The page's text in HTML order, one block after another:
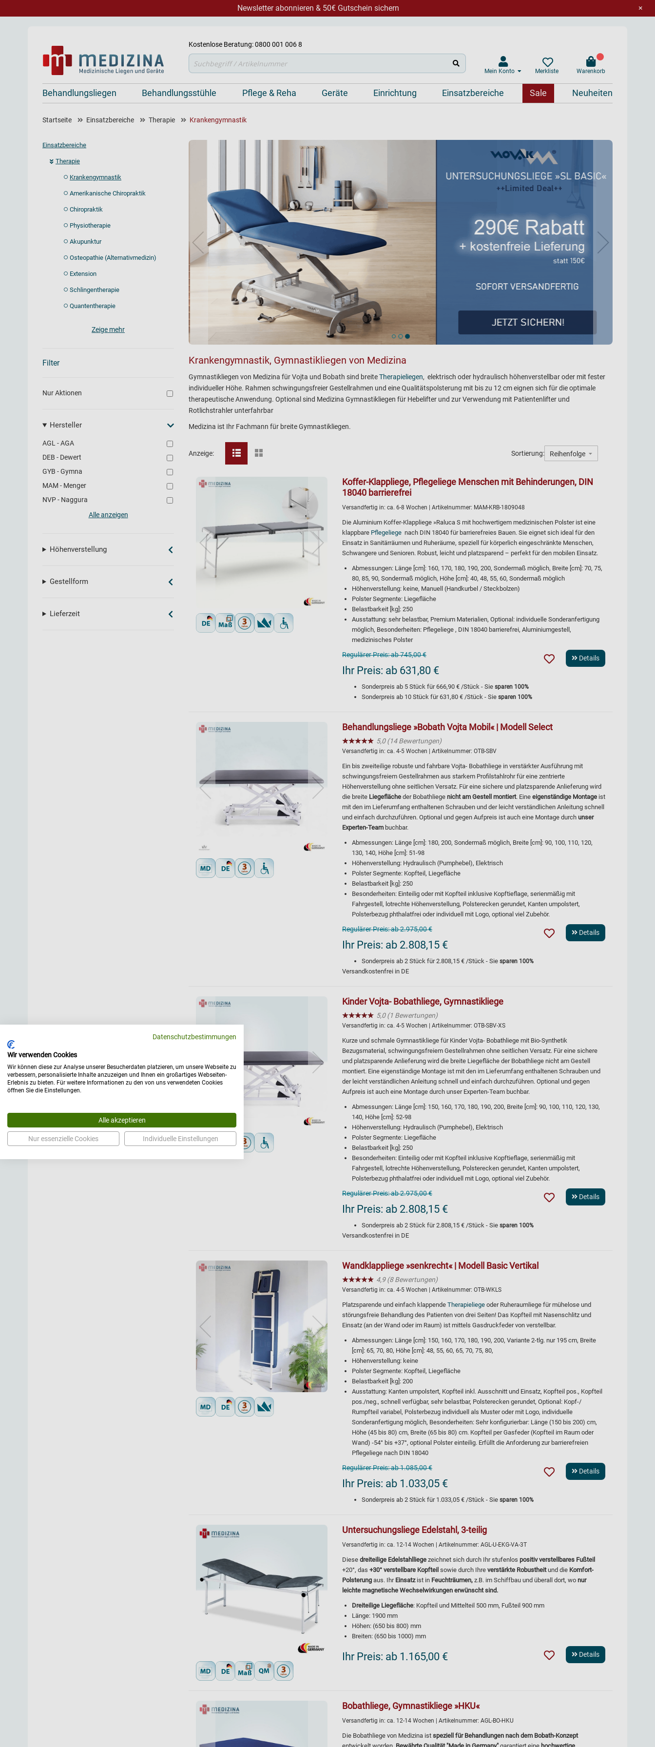
×
Newsletter abonnieren & 50€ Gutschein sichern
Kostenlose Beratung: 0800 001 006 8
Mein Konto Merkliste Warenkorb
Suche
Behandlungsliegen Behandlungsstühle Pflege & Reha Geräte Einrichtung Einsatzbereiche Sale Neuheiten
Startseite Einsatzbereiche Therapie Krankengymnastik
Einsatzbereiche
Therapie
Krankengymnastik
Amerikanische Chiropraktik
Chiropraktik
Physiotherapie
Akupunktur
Osteopathie (Alternativmedizin)
Extension
Schlingentherapie
Quantentherapie
Zeige mehr
Filter
Nur Aktionen
Hersteller
AGL - AGA
DEB - Dewert
GYB - Gymna
MAM - Menger
NVP - Naggura
Alle anzeigen
Höhenverstellung
Gestellform
Lieferzeit
Krankengymnastik, Gymnastikliegen von Medizina
Gymnastikliegen von Medizina für Vojta und Bobath sind breiteTherapieliegen, elektrisch oder hydraulisch höhenverstellbar oder mit fester
individueller Höhe. Rahmen schwingungsfreier Gestellrahmen und eine Qualitätspolsterung mit bis zu 12 cm eignen sich für die optimale
therapeutische Anwendung. Optional sind Medizina Gymnastikliegen für Hebelifter und zur Verwendung mit Patientenlifter und
Rotlichstrahler unterfahrbar
Medizina ist Ihr Fachmann für breite Gymnastikliegen.
Anzeige: Sortierung:
Koffer-Klappliege, Pflegeliege Menschen mit Behinderungen, DIN
18040 barrierefrei
Versandfertig in: ca. 6-8 Wochen | Artikelnummer: MAM-KRB-1809048
Die Aluminium Koffer-Klappliege »Raluca S mit hochwertigem medizinischen Polster ist eine
klappbare Pflegeliege nach DIN 18040 für barrierefreies Bauen. Sie eignet sich ideal für den
Einsatz in Sanitärräumen und Ruheräume, speziell für körperlich eingeschränkte Menschen,
Schwangere und Senioren. Robust, leicht und platzsparend – perfekt für den mobilen Einsatz.
Abmessungen: Länge [cm]: 160, 170, 180, 190, 200, Sondermaß möglich, Breite [cm]: 70, 75,
80, 85, 90, Sondermaß möglich, Höhe [cm]: 40, 48, 55, 60, Sondermaß möglich
Höhenverstellung: keine, Manuell (Handkurbel / Steckbolzen)
Polster Segmente: Liegefläche
Belastbarkeit [kg]: 250
Ausstattung: sehr belastbar, Premium Materialien, Optional: individuelle Sonderanfertigung
möglich, Besonderheiten: Pflegeliege , DIN 18040 barrierefrei, Aluminiumgestell,
medizinisches Polster
Regulärer Preis:ab 745,00 €
Ihr Preis: ab 631,80 €
Sonderpreis ab 5 Stück für666,90 € /Stück - Sie sparen 100%
Sonderpreis ab 10 Stück für631,80 € /Stück - Sie sparen 100%
Details
Behandlungsliege »Bobath Vojta Mobil« | Modell Select
★★★★★
☆☆☆☆☆ 5,0 (14 Bewertungen)
Versandfertig in: ca. 4-5 Wochen | Artikelnummer: OTB-SBV
Ein bis zweiteilige robuste und fahrbare Vojta- Bobathliege in verstärkter Ausführung mit
schwingungsfreiem Gestellrahmen aus starkem Profilstahlrohr für eine zentrierte
Höhenverstellung ohne seitlichen Versatz. Für eine sichere und platzsparende Anlieferung wird
die breite Liegefläche der Bobathliege nicht am Gestell montiert. Eine eigenständige Montage ist
mit den im Lieferumfang enthaltenen Schrauben und der leicht verständlichen Anleitung schnell
und einfach durchzuführen. Optional und gegen Aufpreis ist auch eine Montage durch unser
Experten-Team buchbar.
Abmessungen: Länge [cm]: 180, 200, Sondermaß möglich, Breite [cm]: 90, 100, 110, 120,
130, 140, Höhe [cm]: 51-98
Höhenverstellung: Hydraulisch (Pumphebel), Elektrisch
Polster Segmente: Kopfteil, Liegefläche
Belastbarkeit [kg]: 250
Besonderheiten: Einteilig oder mit Kopfteil inklusive Kopftieflage, serienmäßig mit
Fahrgestell, lotrechte Höhenverstellung, Polsterecken gerundet, Kanten umpolstert,
Polsterbezug phthalatfrei oder individuell mit Logo, optional viel Zubehör.
Regulärer Preis:ab 2.975,00 €
Ihr Preis: ab 2.808,15 €
Sonderpreis ab 2 Stück für2.808,15 € /Stück - Sie sparen 100%
Versandkostenfrei in DE
Details
Kinder Vojta- Bobathliege, Gymnastikliege
★★★★★
☆☆☆☆☆ 5,0 (1 Bewertungen)
Versandfertig in: ca. 4-5 Wochen | Artikelnummer: OTB-SBV-XS
Kurze und schmale Gymnastikliege für Kinder Vojta- Bobathliege mit Bio-Synthetik
Bezugsmaterial, schwingungsfreiem Gestellrahmen ohne seitlichen Versatz. Für eine sichere
und platzsparende Anlieferung wird die breite Liegefläche der Bobathliege nicht am Gestell
montiert. Eine eigenständige Montage ist mit den im Lieferumfang enthaltenen Schrauben und
der leicht verständlichen Anleitung schnell und einfach durchzuführen. Optional und gegen
Aufpreis ist auch eine Montage durch unser Experten-Team buchbar.
Abmessungen: Länge [cm]: 150, 160, 170, 180, 190, 200, Breite [cm]: 90, 100, 110, 120, 130,
140, Höhe [cm]: 52-98
Höhenverstellung: Hydraulisch (Pumphebel), Elektrisch
Polster Segmente: Liegefläche
Belastbarkeit [kg]: 250
Besonderheiten: Einteilig oder mit Kopfteil inklusive Kopftieflage, serienmäßig mit
Fahrgestell, lotrechte Höhenverstellung, Polsterecken gerundet, Kanten umpolstert,
Polsterbezug phthalatfrei oder individuell mit Logo, optional viel Zubehör.
Regulärer Preis:ab 2.975,00 €
Ihr Preis: ab 2.808,15 €
Sonderpreis ab 2 Stück für2.808,15 € /Stück - Sie sparen 100%
Versandkostenfrei in DE
Details
Wandklappliege »senkrecht« | Modell Basic Vertikal
★★★★★
☆☆☆☆☆ 4,9 (8 Bewertungen)
Versandfertig in: ca. 4-5 Wochen | Artikelnummer: OTB-WKLS
Platzsparende und einfach klappende Therapieliege oder Ruheraumliege für mühelose und
störungsfreie Behandlung des Patienten von drei Seiten! Das Kopfteil mit Nasenschlitz und
Einsatz (an der Wand oder im Raum) ist mittels Gasdruckfeder von verstellbar.
Abmessungen: Länge [cm]: 150, 160, 170, 180, 190, 200, Variante 2-tlg. nur 195 cm, Breite
[cm]: 65, 70, 80, Höhe [cm]: 48, 55, 60, 65, 70, 75, 80,
Höhenverstellung: keine
Polster Segmente: Kopfteil, Liegefläche
Belastbarkeit [kg]: 200
Ausstattung: Kanten umpolstert, Kopfteil inkl. Ausschnitt und Einsatz, Kopfteil pos., Kopfteil
pos./neg., schnell verfügbar, sehr belastbar, Polsterecken gerundet, Optional: Kopf-/
Rumpfteil variabel, Polsterbezug individuell als Muster oder mit Logo, individuelle
Sonderanfertigung möglich, Besonderheiten: Sehr konfigurierbar: Länge (150 bis 200) cm,
Höhe (45 bis 80) cm, Breite (65 bis 80) cm. Kopfteil per Gasfeder (Kopfteil im Raum oder
Wand) -54° bis +37°, optional Polster einteilig. Erfüllt die Anforderung zur barrierefreien
Pflegeliege nach DIN 18040
Regulärer Preis:ab 1.085,00 €
Ihr Preis: ab 1.033,05 €
Sonderpreis ab 2 Stück für 1.033,05 € /Stück - Sie sparen 100%
Details
Untersuchungsliege Edelstahl, 3-teilig
Versandfertig in: ca. 12-14 Wochen | Artikelnummer: AGL-U-EKG-VA-3T
Diese dreiteilige Edelstahlliege zeichnet sich durch Ihr stufenlos positiv verstellbares Fußteil
+20°, das +30° verstellbare Kopfteil sowie durch Ihre verstärkte Robustheitund die Komfort-
Polsterung aus. Ihr Einsatzist in Feuchträumen, z.B. im Schiffbau und überall dort, wo nur
leichte magnetische Wechselwirkungen erwünscht sind.
Dreiteilige Liegefläche: Kopfteil und Mittelteil 500 mm, Fußteil 900 mm
Länge: 1900 mm
Höhen: (650 bis 800) mm
Breiten: (650 bis 1000) mm
Ihr Preis: ab 1.165,00 € Details
Bobathliege, Gymnastikliege »HKU«
Versandfertig in: ca. 12-14 Wochen | Artikelnummer: AGL-BO-HKU
Die Bobathliege von Medizina ist speziell für Behandlungen nach dem Bobath-Konzept
Datenschutzbestimmungen
Wir verwenden Cookies
Wir können diese zur Analyse unserer Besucherdaten platzieren, um unsere Webseite zu
verbessern, personalisierte Inhalte anzuzeigen und Ihnen ein großartiges Webseiten-
Erlebnis zu bieten. Für weitere Informationen zu den von uns verwendeten Cookies
öffnen Sie die Einstellungen.
Alle akzeptieren
Nur essenzielle Cookies Individuelle Einstellungen